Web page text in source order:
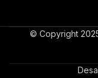
© Copyright